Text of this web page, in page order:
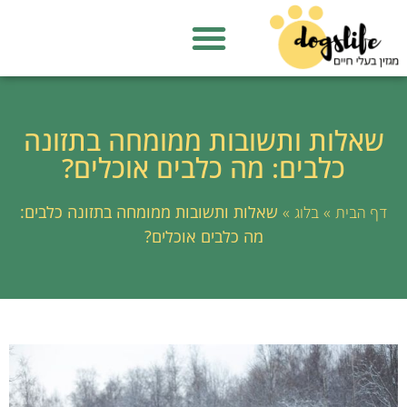
שאלות ותשובות ממומחה בתזונה
כלבים: מה כלבים אוכלים?
דף הבית »בלוג » שאלות ותשובות ממומחה בתזונה כלבים:
מה כלבים אוכלים?